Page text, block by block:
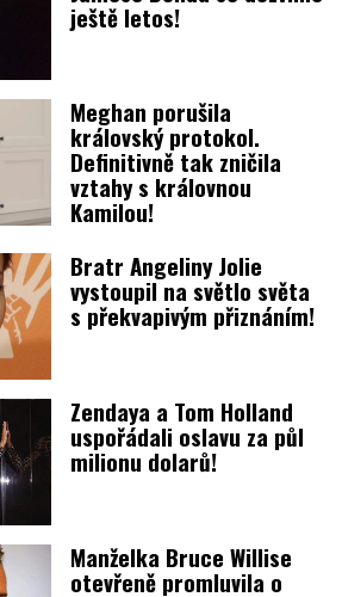
ještě letos!
Meghan porušila
královský protokol.
Definitivně tak zničila
vztahy s královnou
Kamilou!
Bratr Angeliny Jolie
vystoupil na světlo světa
s překvapivým přiznáním!
Zendaya a Tom Holland
uspořádali oslavu za půl
milionu dolarů!
Manželka Bruce Willise
otevřeně promluvila o